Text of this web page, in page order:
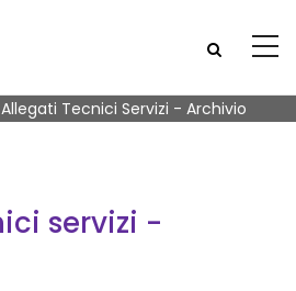
Allegati Tecnici Servizi - Archivio
servizi -